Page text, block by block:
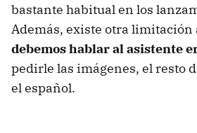
bastante habitual en los
Además, existe otra limitación
debemos hablar al asistente
pedirle las imágenes, el resto
el español.